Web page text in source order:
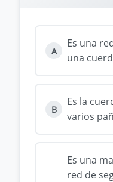
A
Es una
una
B
Es la
varios
Es una
red de